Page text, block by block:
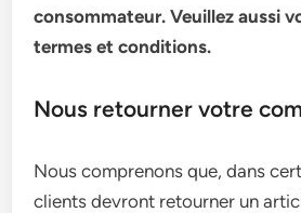
consommateur. Veuillez aussi
termes et conditions.
Nous retourner votre
Nous comprenons que, dans
clients devront retourner un